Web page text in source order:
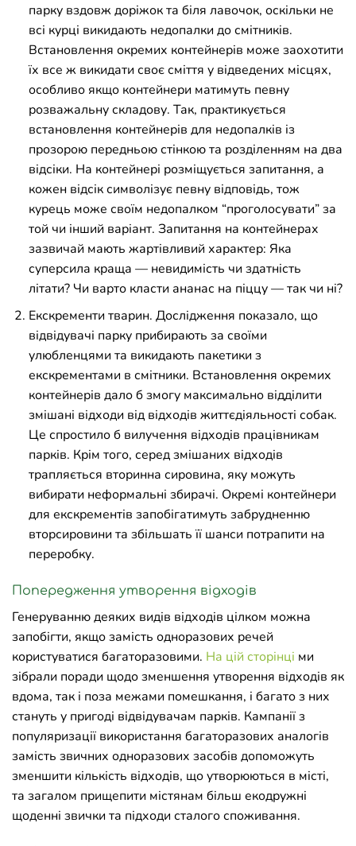
парку вздовж доріжок та біля лавочок, оскільки не
всі курці викидають недопалки до смітників.
Встановлення окремих контейнерів може заохотити
їх все ж викидати своє сміття у відведених місцях,
особливо якщо контейнери матимуть певну
розважальну складову. Так, практикується
встановлення контейнерів для недопалків із
прозорою передньою стінкою та розділенням на два
відсіки. На контейнері розміщується запитання, а
кожен відсік символізує певну відповідь, тож
курець може своїм недопалком “проголосувати” за
той чи інший варіант. Запитання на контейнерах
зазвичай мають жартівливий характер: Яка
суперсила краща — невидимість чи здатність
літати? Чи варто класти ананас на піццу — так чи ні?
Екскременти тварин. Дослідження показало, що
відвідувачі парку прибирають за своїми
улюбленцями та викидають пакетики з
екскрементами в смітники. Встановлення окремих
контейнерів дало б змогу максимально відділити
змішані відходи від відходів життєдіяльності собак.
Це спростило б вилучення відходів працівникам
парків. Крім того, серед змішаних відходів
трапляється вторинна сировина, яку можуть
вибирати неформальні збирачі. Окремі контейнери
для екскрементів запобігатимуть забрудненню
вторсировини та збільшать її шанси потрапити на
переробку.
Попередження утворення відходів
Генеруванню деяких видів відходів цілком можна
запобігти, якщо замість одноразових речей
користуватися багаторазовими. На цій сторінці ми
зібрали поради щодо зменшення утворення відходів як
вдома, так і поза межами помешкання, і багато з них
стануть у пригоді відвідувачам парків. Кампанії з
популяризації використання багаторазових аналогів
замість звичних одноразових засобів допоможуть
зменшити кількість відходів, що утворюються в місті,
та загалом прищепити містянам більш екодружні
щоденні звички та підходи сталого споживання.